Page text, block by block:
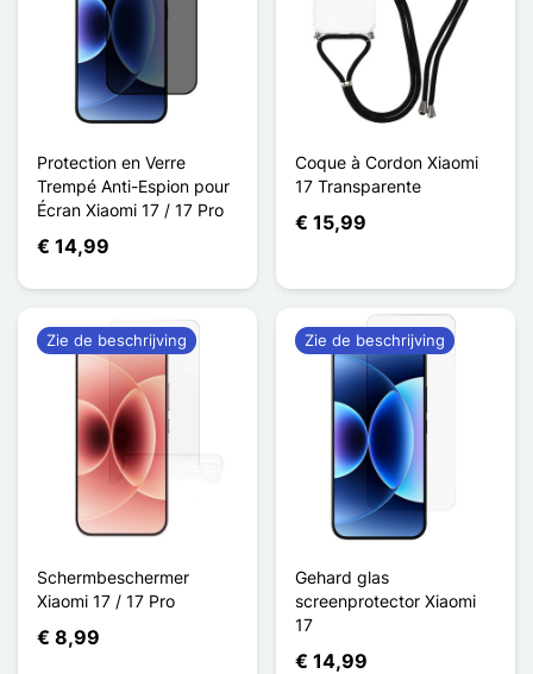
Protection en Verre
Trempé Anti-Espion pour
Écran Xiaomi 17 / 17 Pro
€ 14,99
Coque à Cordon Xiaomi
17 Transparente
€ 15,99
Schermbeschermer
Xiaomi 17 / 17 Pro
€ 8,99
Zie de beschrijving
Gehard glas
screenprotector Xiaomi
17
€ 14,99
Zie de beschrijving